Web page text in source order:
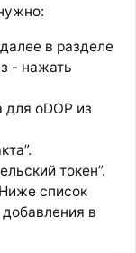
в разделе
- нажать
для oDOP из
токен”.
список
в